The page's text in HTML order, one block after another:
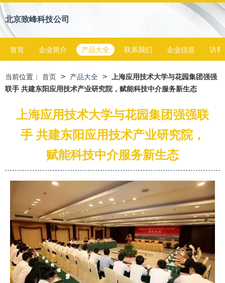
北京致峰科技公司
首页 企业简介 产品大全 联系我们 企业信息 访客
当前位置： 首页 > 产品大全 >
上海应用技术大学与花园集团强强
联手 共建东阳应用技术产业研究院，赋能科技中介服务新生态
上海应用技术大学与花园集团强强联
手 共建东阳应用技术产业研究院，
赋能科技中介服务新生态